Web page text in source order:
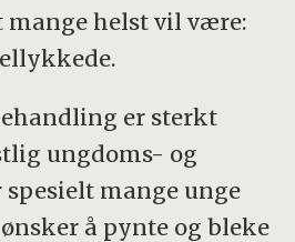
mange helst vil være:
er sterkt
ungdoms- og
mange unge
å pynte og bleke